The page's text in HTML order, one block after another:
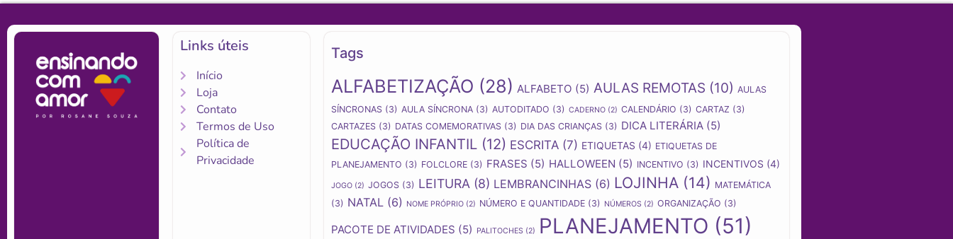
Links úteis
Início
Loja
Contato
Termos de Uso
Política de
Privacidade
Tags
ALFABETIZAÇÃO (28) ALFABETO (5) AULAS REMOTAS (10) AULAS
SÍNCRONAS(3) AULA SÍNCRONA(3) AUTODITADO (3) CADERNO(2) CALENDÁRIO (3) CARTAZ (3)
CARTAZES(3) DATAS COMEMORATIVAS(3) DIA DAS CRIANÇAS(3) DICA LITERÁRIA(5)
EDUCAÇÃO INFANTIL(12) ESCRITA(7) ETIQUETAS (4) ETIQUETAS DE
PLANEJAMENTO (3) FOLCLORE(3) FRASES (5) HALLOWEEN (5) INCENTIVO (3) INCENTIVOS (4)
JOGO(2) JOGOS(3) LEITURA (8) LEMBRANCINHAS(6) LOJINHA(14) MATEMÁTICA
(3) NATAL(6) NOME PRÓPRIO(2) NÚMERO E QUANTIDADE(3) NÚMEROS (2) ORGANIZAÇÃO (3)
PACOTE DE ATIVIDADES (5) PALITOCHES (2) PLANEJAMENTO (51)